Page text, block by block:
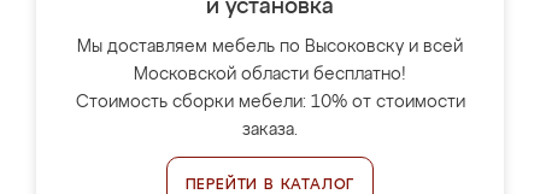
и установка
Мы доставляем мебель по Высоковску и всей
Московской области бесплатно!
Стоимость сборки мебели: 10% от стоимости
заказа.
ПЕРЕЙТИ В КАТАЛОГ